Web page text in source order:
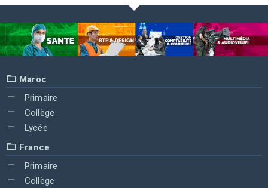
Maroc
Primaire
Collège
Lycée
France
Primaire
Collège